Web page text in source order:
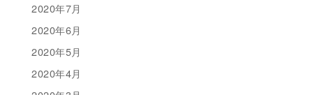
2020年7月
2020年6月
2020年5月
2020年4月